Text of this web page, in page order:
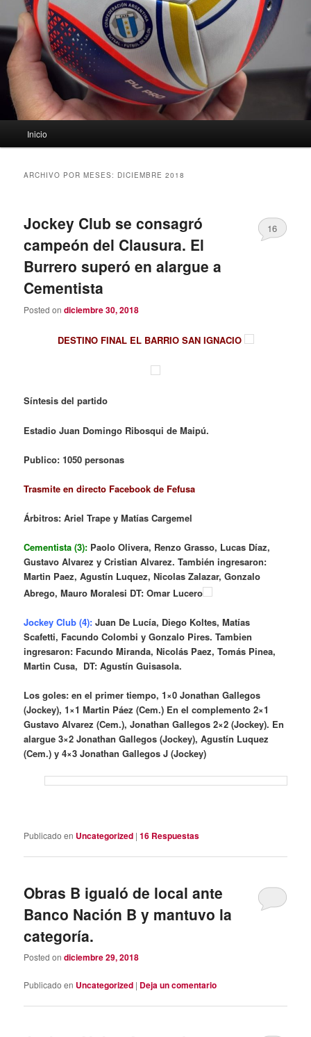
Inicio
ARCHIVO POR MESES: DICIEMBRE 2018
Jockey Club se consagró
campeón del Clausura. El
Burrero superó en alargue a
Cementista
Posted ondiciembre 30, 2018
16
DESTINO FINAL EL BARRIO SAN IGNACIO
Síntesis del partido
Estadio Juan Domingo Ribosqui de Maipú.
Publico: 1050 personas
Trasmite en directo Facebook de Fefusa
Árbitros: Ariel Trape y Matías Cargemel
Cementista (3): Paolo Olivera, Renzo Grasso, Lucas Díaz,
Gustavo Alvarez y Cristian Alvarez. También ingresaron:
Martin Paez, Agustín Luquez, Nicolas Zalazar, Gonzalo
Abrego, Mauro Moralesi DT: Omar Lucero
Jockey Club (4): Juan De Lucía, Diego Koltes, Matías
Scafetti, Facundo Colombi y Gonzalo Pires. Tambien
ingresaron: Facundo Miranda, Nicolás Paez, Tomás Pinea,
Martin Cusa, DT: Agustín Guisasola.
Los goles: en el primer tiempo, 1×0 Jonathan Gallegos
(Jockey), 1×1 Martin Páez (Cem.) En el complemento 2×1
Gustavo Alvarez (Cem.), Jonathan Gallegos 2×2 (Jockey). En
alargue 3×2 Jonathan Gallegos (Jockey), Agustín Luquez
(Cem.) y 4×3 Jonathan Gallegos J (Jockey)
Publicado en Uncategorized |16 Respuestas
Obras B igualó de local ante
Banco Nación B y mantuvo la
categoría.
Posted ondiciembre 29, 2018
Publicado en Uncategorized | Deja un comentario